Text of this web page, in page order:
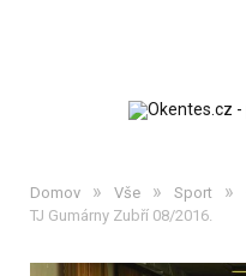
Domov » Vše » Sport »
TJ Gumárny Zubří 08/2016.